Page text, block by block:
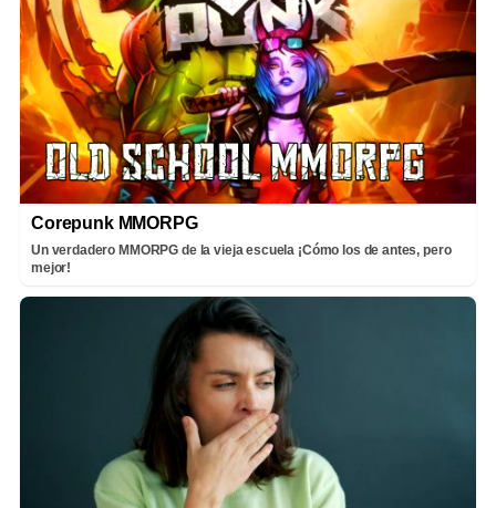
Corepunk MMORPG
Un verdadero MMORPG de la vieja escuela ¡Cómo los de antes, pero
mejor!